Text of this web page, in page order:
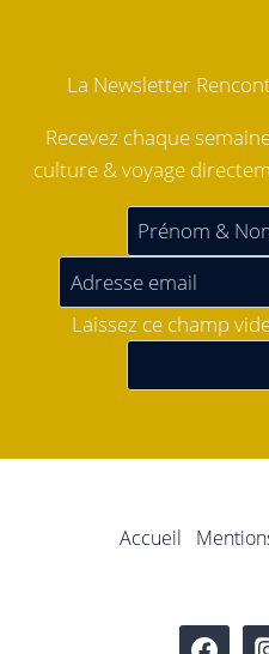
La Newsletter
Recevez chaque
culture & voyage
Laissez ce champ
Accueil